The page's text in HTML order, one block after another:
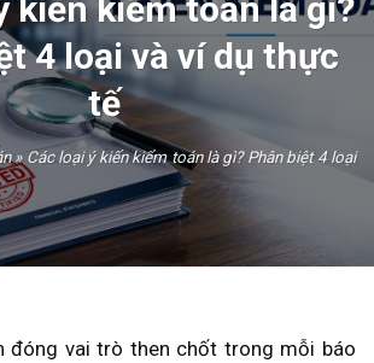
kiến kiểm toán là gì?
4 loại và ví dụ thực
tế
» Các loại ý kiến kiểm toán là gì? Phân biệt 4 loại
đóng vai trò then chốt trong mỗi báo